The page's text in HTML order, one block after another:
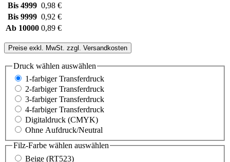
Bis 4999 0,98 €
Bis 9999 0,92 €
Ab 10000 0,89 €
Preise exkl. MwSt. zzgl. Versandkosten
Druck wählen auswählen
1-farbiger Transferdruck
2-farbiger Transferdruck
3-farbiger Transferdruck
4-farbiger Transferdruck
Digitaldruck (CMYK)
Ohne Aufdruck/Neutral
Filz-Farbe wählen auswählen
Beige (RT523)